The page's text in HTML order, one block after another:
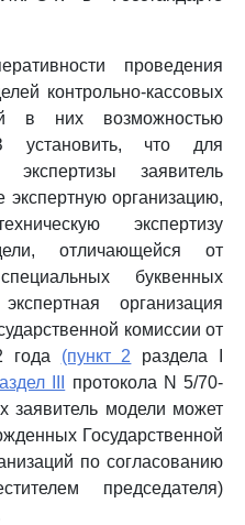
проведения
контрольно-кассовых
в них возможностью
установить, что для
экспертизы заявитель
организацию,
экспертизу
отличающейся от
буквенных
организация
комиссии от
года (пункт 2 раздела I
III
протокола N 5/70-
заявитель модели может
Государственной
по согласованию
председателя)